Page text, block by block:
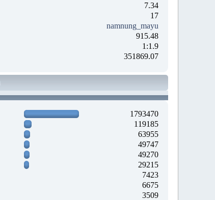
7.34
17
namnung_mayu
915.48
1:1.9
351869.07
1793470
119185
63955
49747
49270
29215
7423
6675
3509